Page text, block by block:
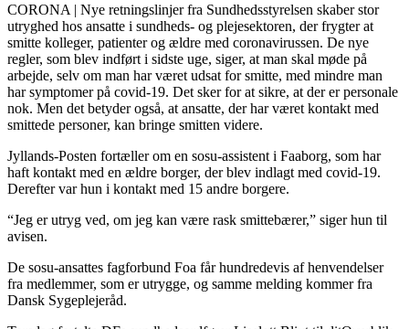
CORONA | Nye retningslinjer fra Sundhedsstyrelsen skaber stor
utryghed hos ansatte i sundheds- og plejesektoren, der frygter at
smitte kolleger, patienter og ældre med coronavirussen. De nye
regler, som blev indført i sidste uge, siger, at man skal møde på
arbejde, selv om man har været udsat for smitte, med mindre man
har symptomer på covid-19. Det sker for at sikre, at der er personale
nok. Men det betyder også, at ansatte, der har været kontakt med
smittede personer, kan bringe smitten videre.
Jyllands-Posten fortæller om en sosu-assistent i Faaborg, som har
haft kontakt med en ældre borger, der blev indlagt med covid-19.
Derefter var hun i kontakt med 15 andre borgere.
“Jeg er utryg ved, om jeg kan være rask smittebærer,” siger hun til
avisen.
De sosu-ansattes fagforbund Foa får hundredevis af henvendelser
fra medlemmer, som er utrygge, og samme melding kommer fra
Dansk Sygeplejeråd.